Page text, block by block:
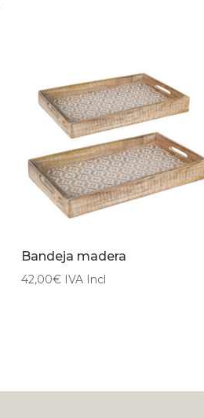
Bandeja madera
42,00€ IVA Incl